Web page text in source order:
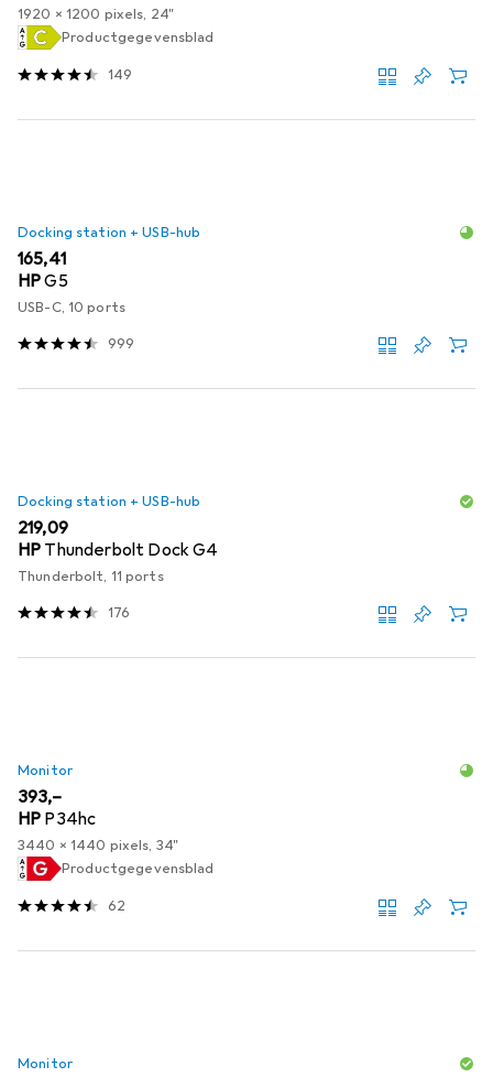
1920 x 1200 pixels, 24"
Productgegevensblad
149
Docking station + USB-hub
EUR
165,41
HPG5
USB-C, 10 ports
999
Docking station + USB-hub
EUR
219,09
HP Thunderbolt Dock G4
Thunderbolt, 11 ports
176
Monitor
EUR
393,–
HP P34hc
3440 x 1440 pixels, 34"
Productgegevensblad
62
Monitor